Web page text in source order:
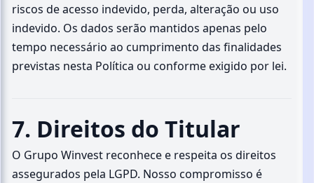
riscos de acesso indevido, perda, alteração ou uso
indevido. Os dados serão mantidos apenas pelo
tempo necessário ao cumprimento das finalidades
previstas nesta Política ou conforme exigido por lei.
7. Direitos do Titular
O Grupo Winvest reconhece e respeita os direitos
assegurados pela LGPD. Nosso compromisso é